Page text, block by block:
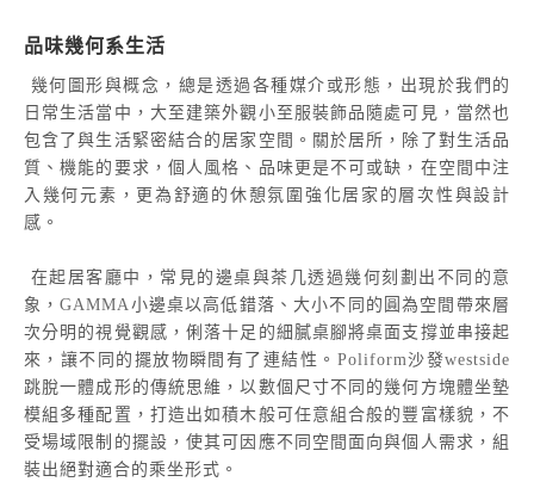
品味幾何系生活
幾何圖形與概念，總是透過各種媒介或形態，出現於我們的
日常生活當中，大至建築外觀小至服裝飾品隨處可見，當然也
包含了與生活緊密結合的居家空間。關於居所，除了對生活品
質、機能的要求，個人風格、品味更是不可或缺，在空間中注
入幾何元素，更為舒適的休憩氛圍強化居家的層次性與設計
感。
在起居客廳中，常見的邊桌與茶几透過幾何刻劃出不同的意
象，GAMMA小邊桌以高低錯落、大小不同的圓為空間帶來層
次分明的視覺觀感，俐落十足的細膩桌腳將桌面支撐並串接起
來，讓不同的擺放物瞬間有了連結性。 Poliform沙發westside
跳脫一體成形的傳統思維，以數個尺寸不同的幾何方塊體坐墊
模組多種配置，打造出如積木般可任意組合般的豐富樣貌，不
受場域限制的擺設，使其可因應不同空間面向與個人需求，組
裝出絕對適合的乘坐形式。